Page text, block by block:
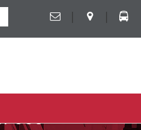
|
|
380